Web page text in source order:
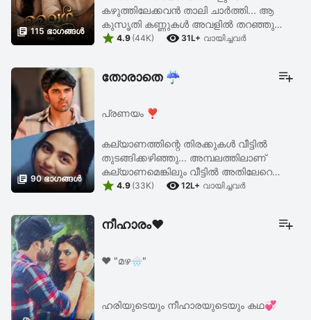
 115 ഭാഗങ്ങള്‍
കഴുത്തിലേക്കവൻ താലി ചാർത്തി... ആ
കുസൃതി കണ്ണുകൾ അവളിൽ തറഞ്ഞു
നിന്നു...അവനെ മുഖമുയർത്തി നോക്കാൻ
 4.9 (44K)  31L+ വായിച്ചവര്‍
 90 ഭാഗങ്ങള്‍
തോരാതെ ☔
പ്രണയം ❣️
കല്യാണത്തിന്റെ തിരക്കുകൾ വീട്ടിൽ
തുടങ്ങിക്കഴിഞ്ഞു... അമ്പലത്തിലാണ്
കല്യാണമെങ്കിലും വീട്ടിൽ അതിലേറെ
തിരക്കാണ്... മുറ്റത്ത് പന്തലിടുന്നു .. വീട്
 4.9 (33K)  12L+ വായിച്ചവര്‍
നീഹാരം❤️
❤️ "മഴ🌧️"
ഹരിയുടെയും നീഹാരയുടെയും കഥ💞